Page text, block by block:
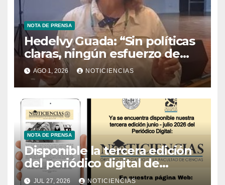
NOTA DE PRENSA
Hedelvy Guada: “Sin políticas
claras, ningún esfuerzo de
conservación rendirá frutos”
AGO 1, 2026 NOTICIENCIAS
NOTA DE PRENSA
Disponible la tercera edición
del periódico digital de
Noticiencias 2026
JUL 27, 2026 NOTICIENCIAS